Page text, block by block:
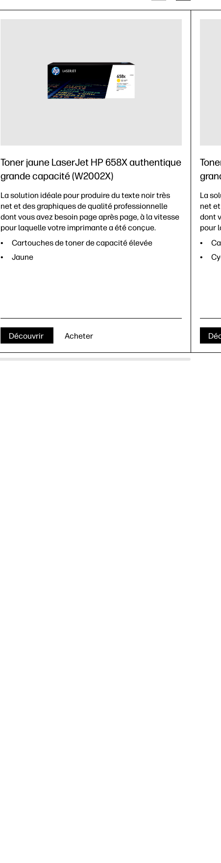
Toner jaune LaserJet HP 658X authentique
grande capacité (W2002X)
La solution idéale pour produire du texte noir très
net et des graphiques de qualité professionnelle
dont vous avez besoin page après page, à la vitesse
pour laquelle votre imprimante a été conçue.
Cartouches de toner de capacité élevée
Jaune
Découvrir Acheter
La
net
dont
pour